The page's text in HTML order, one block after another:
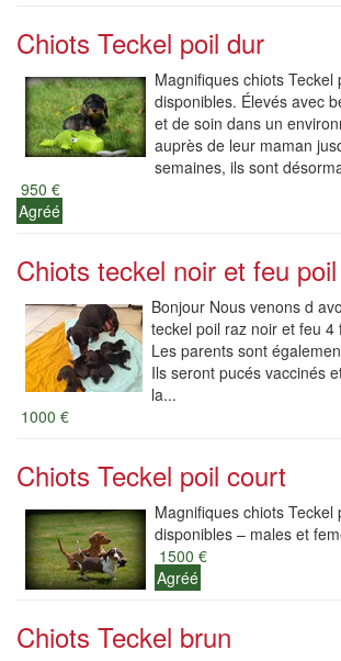
Chiots Teckel poil dur
Magnifiques chiots Teckel
disponibles. Élevés avec
et de soin dans un
auprès de leur maman
semaines, ils sont
950 €
Agréé
Chiots teckel noir et feu
Bonjour Nous venons d
teckel poil raz noir et feu
Les parents sont
Ils seront pucés vaccinés
la...
1000 €
Chiots Teckel poil court
Magnifiques chiots Teckel
disponibles – males et
1500 €
Agréé
Chiots Teckel brun